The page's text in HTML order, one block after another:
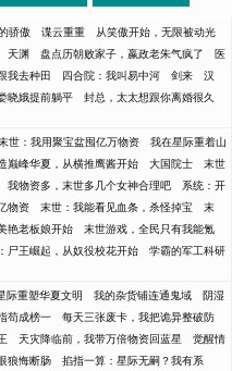
骄傲 谍云重重
从笑傲开始，无限被动光
天渊 盘点历朝败家子，嬴政老朱气疯了
医
我去种田 四合院：我叫易中河 剑来
汉
晓娥提前躺平
封总，太太想跟你离婚很久
世：我用聚宝盆囤亿万物资
我在星际重着山
巅峰华夏，从横推鹰酱开始 大国院士
末世
我物资多，末世多几个女神合理吧
系统：开
物资 末世：我能看见血条，杀怪掉宝
末
艳老板娘开始
末世游戏，全民只有我能氪
尸王崛起，从奴役校花开始
学霸的军工科研
际重塑华夏文明 我的杂货铺连通鬼域
阴湿
苟成榜一
每天三张废卡，我把诡异整破防
天灾降临前，我带万倍物资回蓝星
觉醒情
狼悔断肠 掐指一算：星际无嗣？我有系